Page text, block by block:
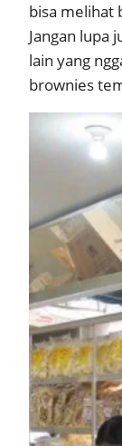
bisa melihat
Jangan lupa
lain yang
brownies